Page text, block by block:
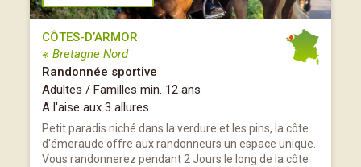
CÔTES-D’ARMOR
※ Bretagne Nord
Randonnée sportive
Adultes / Familles min. 12 ans
A l'aise aux 3 allures
Petit paradis niché dans la verdure et les pins, la côte
d'émeraude offre aux randonneurs un espace unique.
Vous randonnerez pendant 2 Jours le long de la côte